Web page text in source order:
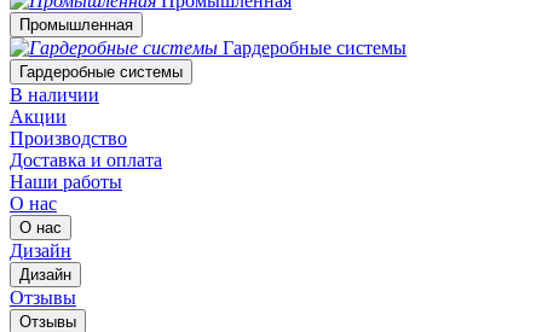
Промышленная
Гардеробные системы
Гардеробные системы
В наличии
Акции
Производство
Доставка и оплата
Наши работы
О нас
О нас
Дизайн
Дизайн
Отзывы
Отзывы